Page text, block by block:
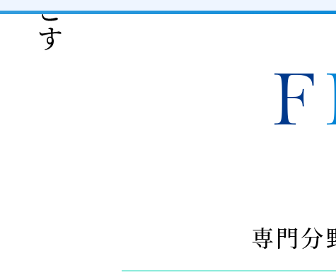
年始の診療開始日は2026年1月5日（
患者さまにはご不便をおかけいたし
皆さまが穏やかに新年を迎えられま
引き続きのご愛顧を賜りますよう、
HPをリニューアルいたしました。今
専門分